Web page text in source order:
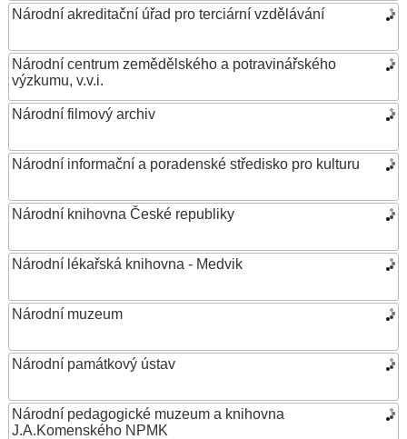
Národní akreditační úřad pro terciární vzdělávání
Národní centrum zemědělského a potravinářského
výzkumu, v.v.i.
Národní filmový archiv
Národní informační a poradenské středisko pro kulturu
Národní knihovna České republiky
Národní lékařská knihovna - Medvik
Národní muzeum
Národní památkový ústav
Národní pedagogické muzeum a knihovna
J.A.Komenského NPMK